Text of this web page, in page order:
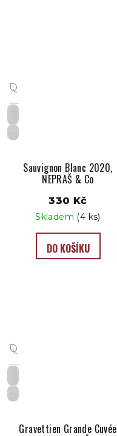
Suché
CZ
Sauvignon Blanc 2020,
NEPRAŠ & Co
330 Kč
Skladem (4 ks)
DO KOŠÍKU
Suché
CZ
Gravettien Grande Cuvée